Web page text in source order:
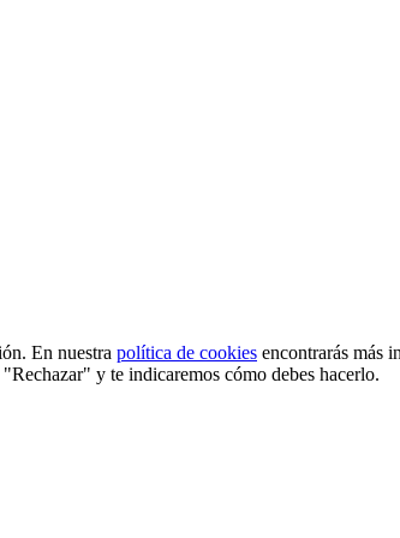
En nuestra política de cookies encontrarás más
y te indicaremos cómo debes hacerlo.